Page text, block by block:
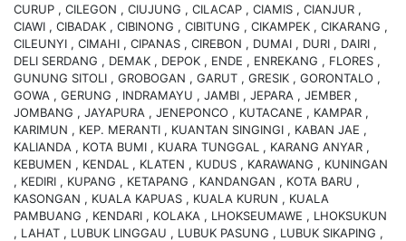
CURUP , CILEGON , CIUJUNG , CILACAP , CIAMIS , CIANJUR ,
CIAWI , CIBADAK , CIBINONG , CIBITUNG , CIKAMPEK , CIKARANG ,
CILEUNYI , CIMAHI , CIPANAS , CIREBON , DUMAI , DURI , DAIRI ,
DELI SERDANG , DEMAK , DEPOK , ENDE , ENREKANG , FLORES ,
GUNUNG SITOLI , GROBOGAN , GARUT , GRESIK , GORONTALO ,
GOWA , GERUNG , INDRAMAYU , JAMBI , JEPARA , JEMBER ,
JOMBANG , JAYAPURA , JENEPONCO , KUTACANE , KAMPAR ,
KARIMUN , KEP. MERANTI , KUANTAN SINGINGI , KABAN JAE ,
KALIANDA , KOTA BUMI , KUARA TUNGGAL , KARANG ANYAR ,
KEBUMEN , KENDAL , KLATEN , KUDUS , KARAWANG , KUNINGAN
, KEDIRI , KUPANG , KETAPANG , KANDANGAN , KOTA BARU ,
KASONGAN , KUALA KAPUAS , KUALA KURUN , KUALA
PAMBUANG , KENDARI , KOLAKA , LHOKSEUMAWE , LHOKSUKUN
, LAHAT , LUBUK LINGGAU , LUBUK PASUNG , LUBUK SIKAPING ,